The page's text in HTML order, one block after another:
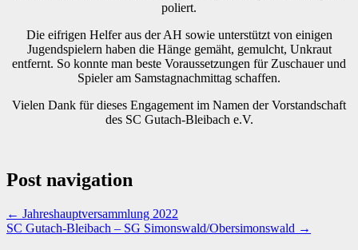
poliert.
Die eifrigen Helfer aus der AH sowie unterstützt von einigen
Jugendspielern haben die Hänge gemäht, gemulcht, Unkraut
entfernt. So konnte man beste Voraussetzungen für Zuschauer und
Spieler am Samstagnachmittag schaffen.
Vielen Dank für dieses Engagement im Namen der Vorstandschaft
des SC Gutach-Bleibach e.V.
Post navigation
← Jahreshauptversammlung 2022
SC Gutach-Bleibach – SG Simonswald/Obersimonswald →